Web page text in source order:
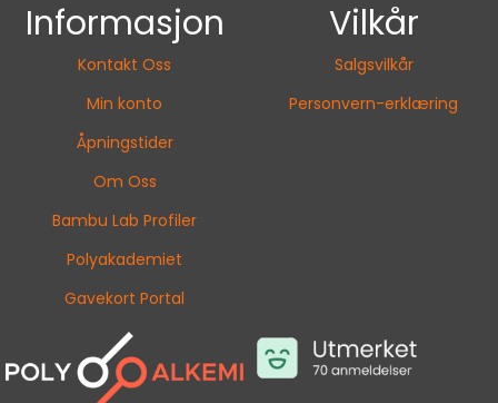
Informasjon
Kontakt Oss
Min konto
Åpningstider
Om Oss
Bambu Lab Profiler
Polyakademiet
Gavekort Portal
Vilkår
Salgsvilkår
Personvern-erklæring